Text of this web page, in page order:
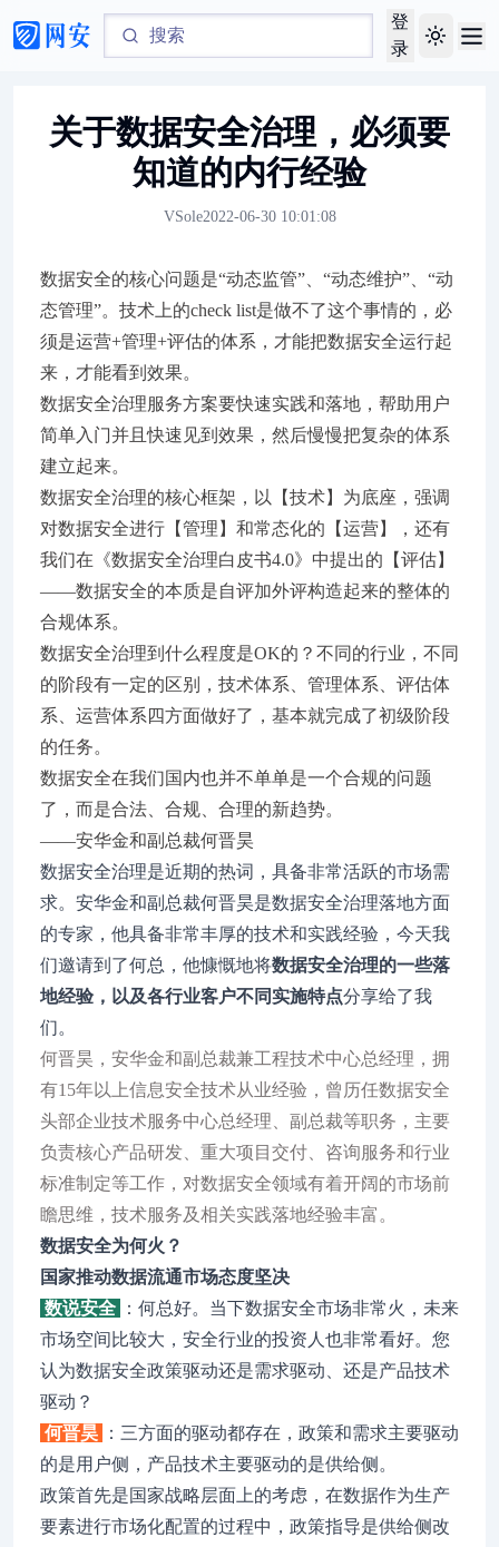
登
录
Toggle
关于数据安全治理，必须要
知道的内行经验
VSole2022-06-30 10:01:08
数据安全的核心问题是“动态监管”、“动态维护”、“动
态管理”。技术上的check list是做不了这个事情的，必
须是运营+管理+评估的体系，才能把数据安全运行起
来，才能看到效果。
数据安全治理服务方案要快速实践和落地，帮助用户
简单入门并且快速见到效果，然后慢慢把复杂的体系
建立起来。
数据安全治理的核心框架，以【技术】为底座，强调
对数据安全进行【管理】和常态化的【运营】，还有
我们在《数据安全治理白皮书4.0》中提出的【评估】
——数据安全的本质是自评加外评构造起来的整体的
合规体系。
数据安全治理到什么程度是OK的？不同的行业，不同
的阶段有一定的区别，技术体系、管理体系、评估体
系、运营体系四方面做好了，基本就完成了初级阶段
的任务。
数据安全在我们国内也并不单单是一个合规的问题
了，而是合法、合规、合理的新趋势。
——安华金和副总裁何晋昊
数据安全治理是近期的热词，具备非常活跃的市场需
求。安华金和副总裁何晋昊是数据安全治理落地方面
的专家，他具备非常丰厚的技术和实践经验，今天我
们邀请到了何总，他慷慨地将数据安全治理的一些落
地经验，以及各行业客户不同实施特点分享给了我
们。
何晋昊，安华金和副总裁兼工程技术中心总经理，拥
有15年以上信息安全技术从业经验，曾历任数据安全
头部企业技术服务中心总经理、副总裁等职务，主要
负责核心产品研发、重大项目交付、咨询服务和行业
标准制定等工作，对数据安全领域有着开阔的市场前
瞻思维，技术服务及相关实践落地经验丰富。
数据安全为何火？
国家推动数据流通市场态度坚决
数说安全
：何总好。当下数据安全市场非常火，未来
市场空间比较大，安全行业的投资人也非常看好。您
认为数据安全政策驱动还是需求驱动、还是产品技术
驱动？
何晋昊
：三方面的驱动都存在，政策和需求主要驱动
的是用户侧，产品技术主要驱动的是供给侧。
政策首先是国家战略层面上的考虑，在数据作为生产
要素进行市场化配置的过程中，政策指导是供给侧改